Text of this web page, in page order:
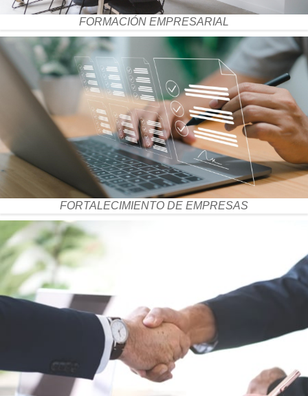
FORMACIÓN EMPRESARIAL
FORTALECIMIENTO DE EMPRESAS